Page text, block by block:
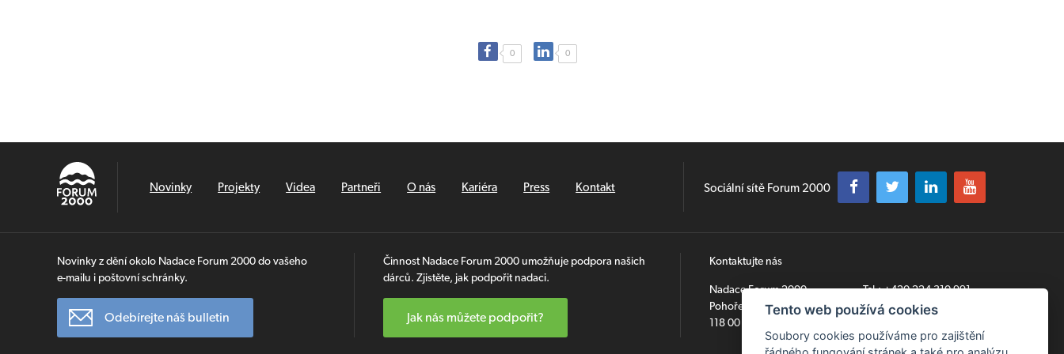
0 0
Novinky Projekty Videa Partneři O nás Kariéra Press Kontakt Sociální sítě Forum 2000
Novinky z dění okolo Nadace Forum 2000 do vašeho
e-mailu i poštovní schránky.
Odebírejte náš bulletin
Činnost Nadace Forum 2000 umožňuje podpora našich
dárců. Zjistěte, jak podpořit nadaci.
Jak nás můžete podpořit?
Kontaktujte nás
Nadace Forum 2000
Pohořelec 6
118 00 Praha 1
Tel.:+420 224 310 991
secretariat@forum2000.cz
Tento web používá cookies
Soubory cookies používáme pro zajištění